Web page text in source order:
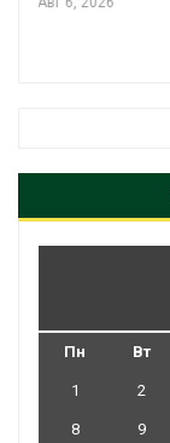
Пн Вт
1 2
8 9